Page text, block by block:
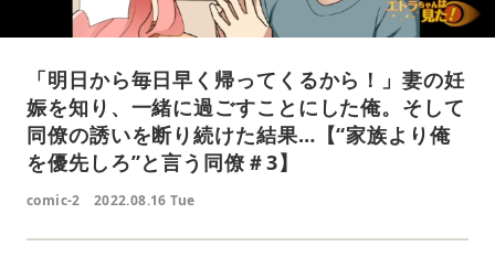
「明日から毎日早く帰ってくるから！」妻の妊
娠を知り、一緒に過ごすことにした俺。そして
同僚の誘いを断り続けた結果…【“家族より俺
を優先しろ”と言う同僚＃3】
comic-2 2022.08.16 Tue